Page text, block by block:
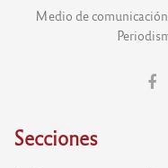
Medio de
Secciones